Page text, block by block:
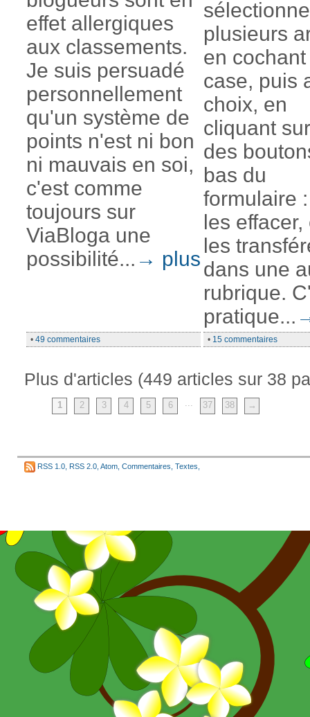
effet allergiques
aux classements.
Je suis persuadé
personnellement
qu'un système de
points n'est ni bon
ni mauvais en soi,
c'est comme
toujours sur
ViaBloga une
possibilité... → plus
plusieurs
en
case, puis
choix, en
cliquant
des
bas du
formulaire
les effacer,
les
dans une
rubrique.
pratique...
• 49 commentaires • 15 commentaires
Plus d'articles (449 articles sur 38
1 2 3 4 5 6 ... 37 38 →
RSS 1.0 RSS 2.0 Atom Commentaires Textes